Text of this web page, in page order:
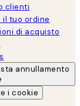
clienti
il tuo ordine
di acquisto
annullamento
i cookie